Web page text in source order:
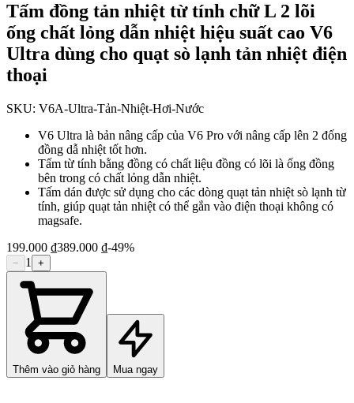
Tấm đồng tản nhiệt từ tính chữ L 2 lõi
ống chất lỏng dẫn nhiệt hiệu suất cao V6
Ultra dùng cho quạt sò lạnh tản nhiệt điện
thoại
SKU: V6A-Ultra-Tản-Nhiệt-Hơi-Nước
V6 Ultra là bản nâng cấp của V6 Pro với nâng cấp lên 2 đống
đồng dẫ nhiệt tốt hơn.
Tấm từ tính bằng đồng có chất liệu đồng có lõi là ống đồng
bên trong có chất lỏng dẫn nhiệt.
Tấm dán được sử dụng cho các dòng quạt tản nhiệt sò lạnh từ
tính, giúp quạt tản nhiệt có thể gắn vào điện thoại không có
magsafe.
199.000 ₫389.000 ₫-49%
− 1 +
Thêm vào giỏ hàng Mua ngay